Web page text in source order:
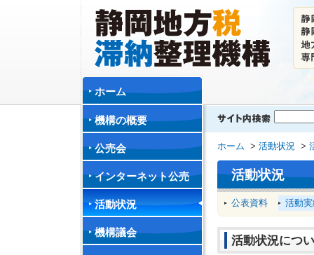
ホーム
機構の概要
公売会
インターネット公売
活動状況
機構議会
ホーム > 活動状況 >
活動状況
公表資料 活動
活動状況につ